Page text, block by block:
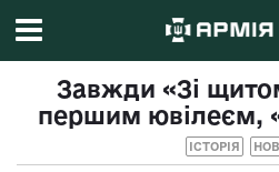
Завжди «Зі
першим ювілеєм,
ІСТОРІЯ